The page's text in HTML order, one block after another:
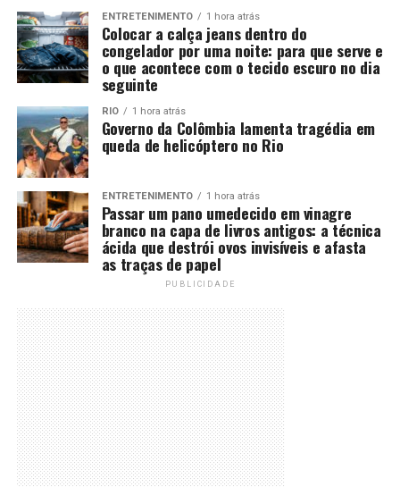
ENTRETENIMENTO 1 hora atrás
Colocar a calça jeans dentro do
congelador por uma noite: para que serve e
o que acontece com o tecido escuro no dia
seguinte
RIO 1 hora atrás
Governo da Colômbia lamenta tragédia em
queda de helicóptero no Rio
ENTRETENIMENTO 1 hora atrás
Passar um pano umedecido em vinagre
branco na capa de livros antigos: a técnica
ácida que destrói ovos invisíveis e afasta
as traças de papel
PUBLICIDADE